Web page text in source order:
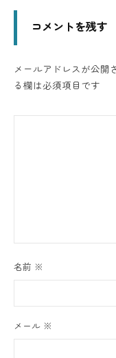
コメントを残す
メールアドレスが公開
る欄は必須項目です
名前 ※
メール ※